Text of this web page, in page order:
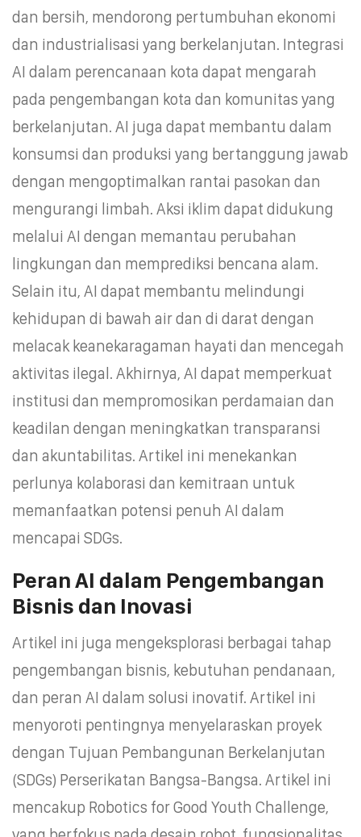
dan bersih, mendorong pertumbuhan ekonomi
dan industrialisasi yang berkelanjutan. Integrasi
AI dalam perencanaan kota dapat mengarah
pada pengembangan kota dan komunitas yang
berkelanjutan. AI juga dapat membantu dalam
konsumsi dan produksi yang bertanggung jawab
dengan mengoptimalkan rantai pasokan dan
mengurangi limbah. Aksi iklim dapat didukung
melalui AI dengan memantau perubahan
lingkungan dan memprediksi bencana alam.
Selain itu, AI dapat membantu melindungi
kehidupan di bawah air dan di darat dengan
melacak keanekaragaman hayati dan mencegah
aktivitas ilegal. Akhirnya, AI dapat memperkuat
institusi dan mempromosikan perdamaian dan
keadilan dengan meningkatkan transparansi
dan akuntabilitas. Artikel ini menekankan
perlunya kolaborasi dan kemitraan untuk
memanfaatkan potensi penuh AI dalam
mencapai SDGs.
Peran AI dalam Pengembangan
Bisnis dan Inovasi
Artikel ini juga mengeksplorasi berbagai tahap
pengembangan bisnis, kebutuhan pendanaan,
dan peran AI dalam solusi inovatif. Artikel ini
menyoroti pentingnya menyelaraskan proyek
dengan Tujuan Pembangunan Berkelanjutan
(SDGs) Perserikatan Bangsa-Bangsa. Artikel ini
mencakup Robotics for Good Youth Challenge,